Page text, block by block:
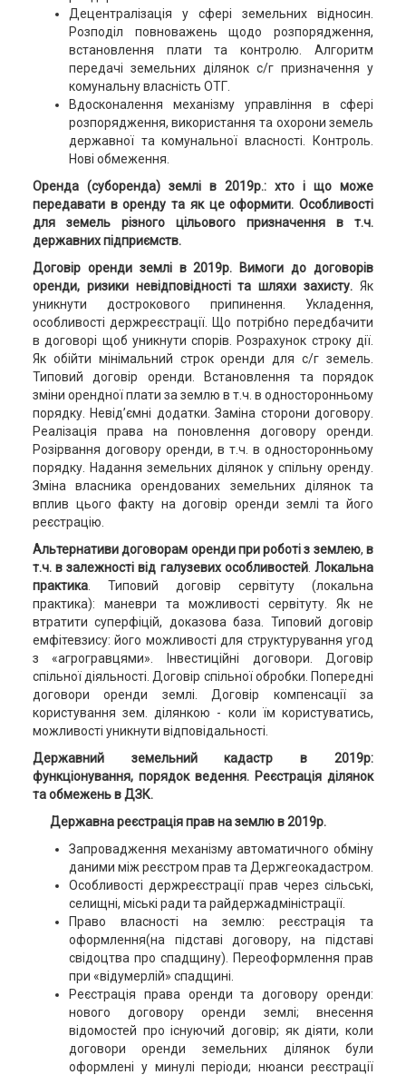
Децентралізація у сфері земельних відносин.
Розподіл повноважень щодо розпорядження,
встановлення плати та контролю. Алгоритм
передачі земельних ділянок с/г призначення у
комунальну власність ОТГ.
Вдосконалення механізму управління в сфері
розпорядження, використання та охорони земель
державної та комунальної власності. Контроль.
Нові обмеження.
Оренда (суборенда) землі в 2019р.: хто і що може
передавати в оренду та як це оформити. Особливості
для земель різного цільового призначення в т.ч.
державних підприємств.
Договір оренди землі в 2019р.
Вимоги до договорів
оренди, ризики невідповідності та шляхи захисту.Як
уникнути дострокового припинення. Укладення,
особливості держреєстрації. Що потрібно передбачити
в договорі щоб уникнути спорів. Розрахунок строку дії.
Як обійти мінімальний строк оренди для с/г земель.
Типовий договір оренди. Встановлення та порядок
зміни орендної плати за землю в т.ч. в односторонньому
порядку. Невід’ємні додатки. Заміна сторони договору.
Реалізація права на поновлення договору оренди.
Розірвання договору оренди, в т.ч. в односторонньому
порядку. Надання земельних ділянок у спільну оренду.
Зміна власника орендованих земельних ділянок та
вплив цього факту на договір оренди землі та його
реєстрацію.
Альтернативи договорам оренди при роботі з землею, в
т.ч. в залежності від галузевих особливостей.Локальна
практика. Типовий договір сервітуту (локальна
практика): маневри та можливості сервітуту. Як не
втратити суперфіцій, доказова база. Типовий договір
емфітевзису: його можливості для структурування угод
з «агрогравцями». Інвестиційні договори. Договір
спільної діяльності. Договір спільної обробки. Попередні
договори оренди землі. Договір компенсації за
користування зем. ділянкою - коли їм користуватись,
можливості уникнути відповідальності.
Державний земельний кадастр в 2019р:
функціонування, порядок ведення. Реєстрація ділянок
та обмежень в ДЗК.
Державна реєстрація прав на землю в 2019р.
Запровадження механізму автоматичного обміну
даними між реєстром прав та Держгеокадастром.
Особливості держреєстрації прав через сільські,
селищні, міські ради та райдержадміністрації.
Право власності на землю: реєстрація та
оформлення(на підставі договору, на підставі
свідоцтва про спадщину). Переоформлення прав
при «відумерлій» спадщині.
Реєстрація права оренди та договору оренди:
нового договору оренди землі; внесення
відомостей про існуючий договір; як діяти, коли
договори оренди земельних ділянок були
оформлені у минулі періоди; нюанси реєстрації